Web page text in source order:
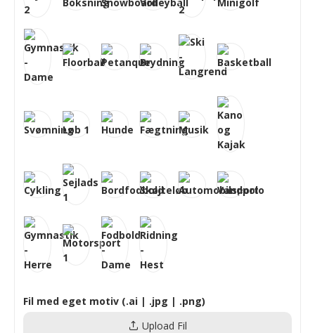
Fil med eget motiv (.ai | .jpg | .png)
Upload Fil